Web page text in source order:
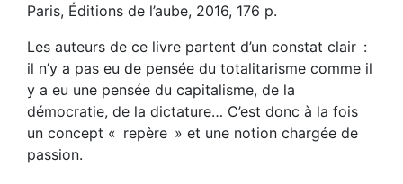
Paris, Éditions de l’aube, 2016, 176 p.
Les auteurs de ce livre partent d’un constat clair :
il n’y a pas eu de pensée du totalitarisme comme il
y a eu une pensée du capitalisme, de la
démocratie, de la dictature… C’est donc à la fois
un concept « repère » et une notion chargée de
passion.